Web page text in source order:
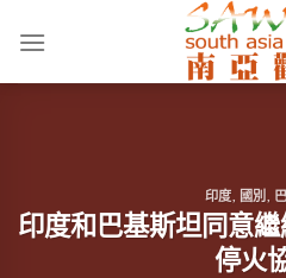
印度 國別
印度和巴基斯坦同意
停火